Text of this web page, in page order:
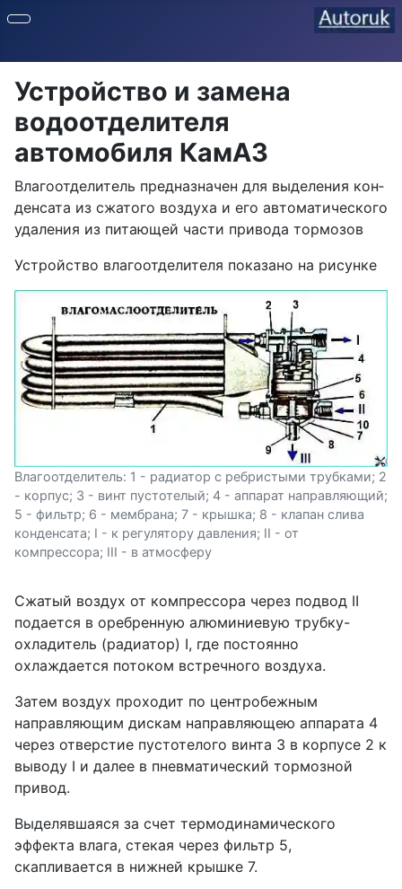
Устройство и замена
водоотделителя
автомобиля КамАЗ
Влагоотделитель предназначен для выделения кон­
денсата из сжатого воздуха и его автоматического
удаления из питающей части привода тормозов
Устройство влагоотделителя показано на рисунке
Влагоотделитель: 1 - радиатор с ребристыми трубками; 2
- корпус; 3 - винт пустотелый; 4 - аппарат направляющий;
5 - фильтр; 6 - мембрана; 7 - крышка; 8 - клапан слива
конденсата; I - к регулятору давления; II - от
компрессора; III - в атмосферу
Сжатый воздух от компрессора через подвод II
подается в оребренную алюминиевую трубку-
охладитель (радиатор) I, где постоянно
охлаждается потоком встречного воздуха.
Затем воздух проходит по центробежным
направляющим дискам на­правляющею аппарата 4
через отверстие пустотело­го винта 3 в корпусе 2 к
выводу I и далее в пнев­матический тормозной
привод.
Выделявшаяся за счет термодинамического
эффекта влага, стекая че­рез фильтр 5,
скапливается в нижней крышке 7.